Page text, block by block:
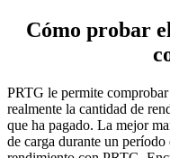
Cómo probar
PRTG le permite
realmente la cantidad de
que ha pagado. La mejor
de carga durante un